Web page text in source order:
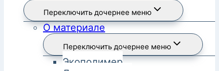
Переключить дочернее меню
О материале
Переключить дочернее меню
Экополимер